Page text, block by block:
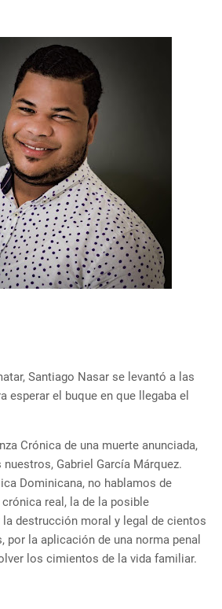
Santiago Nasar se levantó a las
esperar el buque en que llegaba el
Crónica de una muerte anunciada,
Gabriel García Márquez.
Dominicana, no hablamos de
crónica real, la de la posible
destrucción moral y legal de cientos
por la aplicación de una norma penal
los cimientos de la vida familiar.